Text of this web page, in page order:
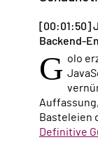
[00:01:50]
Backend-
G olo
Basteleien
Definitive